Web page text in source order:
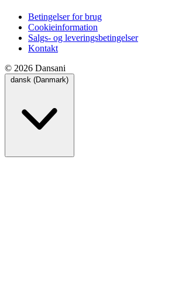
Betingelser for brug
Cookieinformation
Salgs- og leveringsbetingelser
Kontakt
© 2026 Dansani
dansk (Danmark)